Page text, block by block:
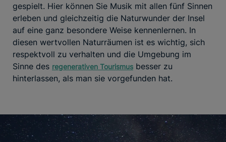
gespielt. Hier können Sie Musik mit allen fünf Sinnen
erleben und gleichzeitig die Naturwunder der Insel
auf eine ganz besondere Weise kennenlernen. In
diesen wertvollen Naturräumen ist es wichtig, sich
respektvoll zu verhalten und die Umgebung im
Sinne des regenerativen Tourismus besser zu
hinterlassen, als man sie vorgefunden hat.